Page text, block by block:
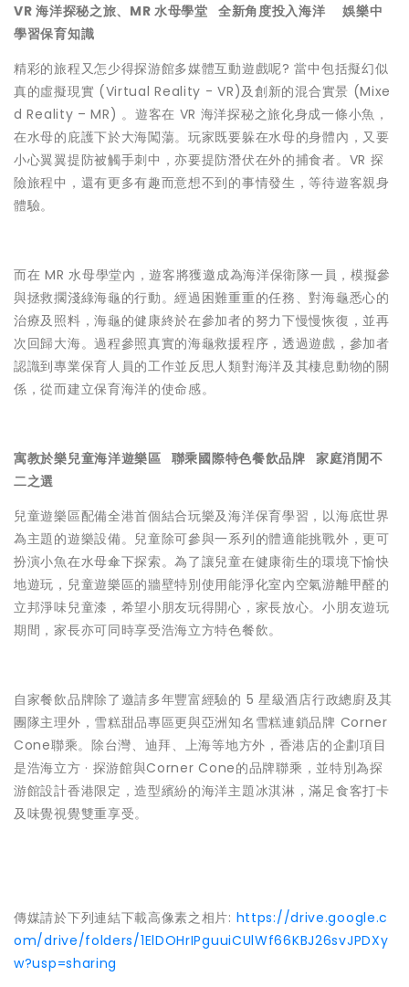
VR 海洋探秘之旅、MR 水母學堂 全新角度投入海洋 娛樂中
學習保育知識
精彩的旅程又怎少得探游館多媒體互動遊戲呢? 當中包括擬幻似
真的虛擬現實 (Virtual Reality - VR)及創新的混合實景 (Mixe
d Reality – MR) 。遊客在 VR 海洋探秘之旅化身成一條小魚，
在水母的庇護下於大海闖蕩。玩家既要躲在水母的身體內，又要
小心翼翼提防被觸手刺中，亦要提防潛伏在外的捕食者。VR 探
險旅程中，還有更多有趣而意想不到的事情發生，等待遊客親身
體驗。
而在 MR 水母學堂內，遊客將獲邀成為海洋保衛隊一員，模擬參
與拯救擱淺綠海龜的行動。經過困難重重的任務、對海龜悉心的
治療及照料，海龜的健康終於在參加者的努力下慢慢恢復，並再
次回歸大海。過程參照真實的海龜救援程序，透過遊戲，參加者
認識到專業保育人員的工作並反思人類對海洋及其棲息動物的關
係，從而建立保育海洋的使命感。
寓教於樂兒童海洋遊樂區 聯乘國際特色餐飲品牌 家庭消閒不
二之選
兒童遊樂區配備全港首個結合玩樂及海洋保育學習，以海底世界
為主題的遊樂設備。兒童除可參與一系列的體適能挑戰外，更可
扮演小魚在水母傘下探索。為了讓兒童在健康衛生的環境下愉快
地遊玩，兒童遊樂區的牆壁特別使用能淨化室內空氣游離甲醛的
立邦淨味兒童漆，希望小朋友玩得開心，家長放心。小朋友遊玩
期間，家長亦可同時享受浩海立方特色餐飲。
自家餐飲品牌除了邀請多年豐富經驗的 5 星級酒店行政總廚及其
團隊主理外，雪糕甜品專區更與亞洲知名雪糕連鎖品牌 Corner
Cone聯乘。除台灣、迪拜、上海等地方外，香港店的企劃項目
是浩海立方 · 探游館與Corner Cone的品牌聯乘，並特別為探
游館設計香港限定，造型繽紛的海洋主題冰淇淋，滿足食客打卡
及味覺視覺雙重享受。
傳媒請於下列連結下載高像素之相片: https://drive.google.c
om/drive/folders/1ElDOHrIPguuiCUlWf66KBJ26svJPDXy
w?usp=sharing